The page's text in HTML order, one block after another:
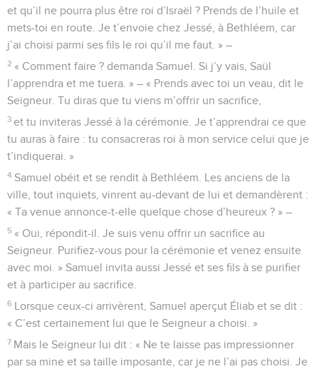
et qu’il ne pourra plus être roi d’Israël ? Prends de l’huile et
mets-toi en route. Je t’envoie chez Jessé, à Bethléem, car
j’ai choisi parmi ses fils le roi qu’il me faut. » –
2 « Comment faire ? demanda Samuel. Si j’y vais, Saül
l’apprendra et me tuera. » – « Prends avec toi un veau, dit le
Seigneur. Tu diras que tu viens m’offrir un sacrifice,
3 et tu inviteras Jessé à la cérémonie. Je t’apprendrai ce que
tu auras à faire : tu consacreras roi à mon service celui que je
t’indiquerai. »
4 Samuel obéit et se rendit à Bethléem. Les anciens de la
ville, tout inquiets, vinrent au-devant de lui et demandèrent :
« Ta venue annonce-t-elle quelque chose d’heureux ? » –
5 « Oui, répondit-il. Je suis venu offrir un sacrifice au
Seigneur. Purifiez-vous pour la cérémonie et venez ensuite
avec moi. » Samuel invita aussi Jessé et ses fils à se purifier
et à participer au sacrifice.
6 Lorsque ceux-ci arrivèrent, Samuel aperçut Éliab et se dit :
« C’est certainement lui que le Seigneur a choisi. »
7 Mais le Seigneur lui dit : « Ne te laisse pas impressionner
par sa mine et sa taille imposante, car je ne l’ai pas choisi. Je